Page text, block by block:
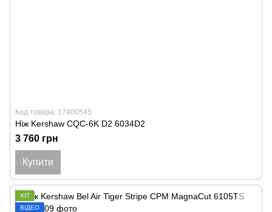
Код товара: 17400545
Ніж Kershaw CQC-6K D2 6034D2
3 760 грн
Купити
ХІТ
ВІДЕО